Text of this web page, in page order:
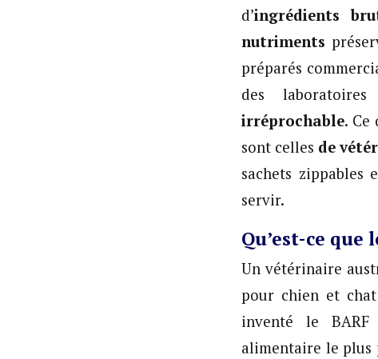
d’ingrédients
nutriments
préparés
des
irréprochable. Ce
sont celles de
sachets
servir.
Qu’est-ce que
Un vétérinaire
pour chien et
inventé le BARF
alimentaire le plus